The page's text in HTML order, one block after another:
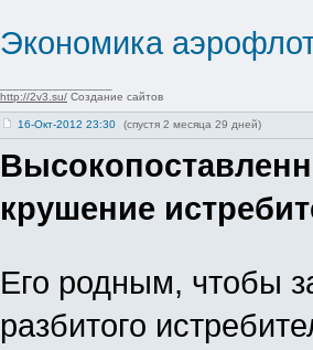
Экономика
http://2v3.su/ Создание сайтов
16-Окт-2012 23:30 (спустя 2 месяца 29 дней)
крушение
Его родным, чтобы
разбитого